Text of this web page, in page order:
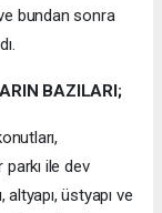
bundan sonra
BAZILARI;
ile dev
üstyapı ve